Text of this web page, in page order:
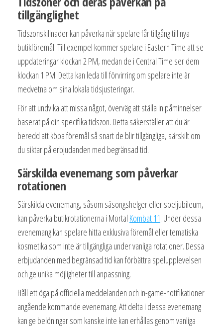
tillgänglighet
Tidszonskillnader kan påverka när spelare får tillgång till nya
butikföremål. Till exempel kommer spelare i Eastern Time att se
uppdateringar klockan 2 PM, medan de i Central Time ser dem
klockan 1 PM. Detta kan leda till förvirring om spelare inte är
medvetna om sina lokala tidsjusteringar.
För att undvika att missa något, överväg att ställa in påminnelser
baserat på din specifika tidszon. Detta säkerställer att du är
beredd att köpa föremål så snart de blir tillgängliga, särskilt om
du siktar på erbjudanden med begränsad tid.
Särskilda evenemang som påverkar
rotationen
Särskilda evenemang, såsom säsongshelger eller speljubileum,
kan påverka butikrotationerna i Mortal Kombat 11. Under dessa
evenemang kan spelare hitta exklusiva föremål eller tematiska
kosmetika som inte är tillgängliga under vanliga rotationer. Dessa
erbjudanden med begränsad tid kan förbättra spelupplevelsen
och ge unika möjligheter till anpassning.
Håll ett öga på officiella meddelanden och in-game-notifikationer
angående kommande evenemang. Att delta i dessa evenemang
kan ge belöningar som kanske inte kan erhållas genom vanliga